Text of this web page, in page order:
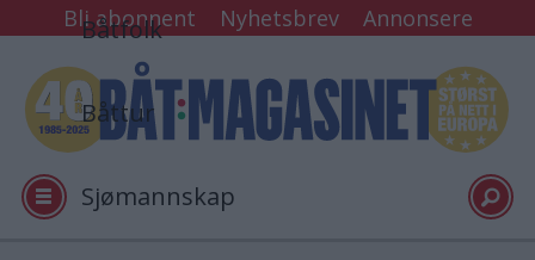
Bli abonnent Nyhetsbrev Annonsere
Båtfolk
Båttur
Sjømannskap